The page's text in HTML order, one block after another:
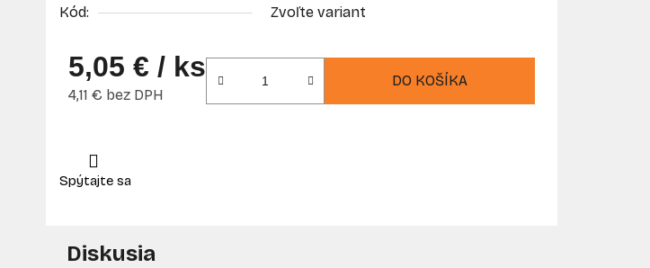
Kód:
Zvoľte variant
5,05 € / ks
4,11 € bez DPH
DO KOŠÍKA
Diskusia